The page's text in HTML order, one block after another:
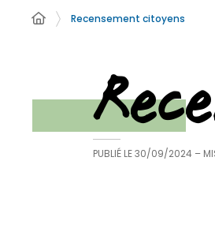
Recensement citoyens
PUBLIÉ LE30/09/2024 –